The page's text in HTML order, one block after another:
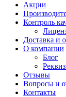
Акции
Контроль
Доставка и
О компании
Блог
Отзывы
Вопросы и
Контакты